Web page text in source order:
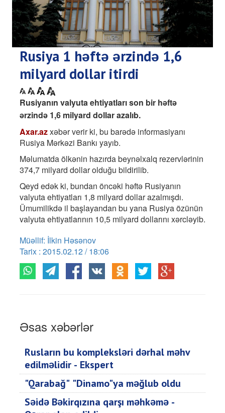
Rusiya 1 həftə ərzində 1,6
milyard dollar itirdi
Rusiyanın valyuta ehtiyatları son bir həftə
ərzində 1,6 milyard dollar azalıb.
Axar.azxəbər verir ki, bu barədə informasiyanı
Rusiya Mərkəzi Bankı yayıb.
Məlumatda ölkənin hazırda beynəlxalq rezervlərinin
374,7 milyard dollar olduğu bildirilib.
Qeyd edək ki, bundan öncəki həftə Rusiyanın
valyuta ehtiyatları 1,8 milyard dollar azalmışdı.
Ümumilikdə il başlayandan bu yana Rusiya özünün
valyuta ehtiyatlarının 10,5 milyard dollarını xərcləyib.
Müəllif: İlkin Həsənov
Tarix : 2015.02.12 / 18:06
Əsas xəbərlər
Rusların bu kompleksləri dərhal məhv
edilməlidir - Ekspert
"Qarabağ" "Dinamo"ya məğlub oldu
Səidə Bəkirqızına qarşı məhkəmə -